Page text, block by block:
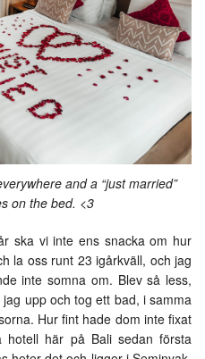
and a “just married”
on the bed. <3
ska vi inte ens snacka om hur
la oss runt 23 igårkväll, och jag
inte somna om. Blev så less,
upp och tog ett bad, i samma
Hur fint hade dom inte fixat
här på Bali sedan första